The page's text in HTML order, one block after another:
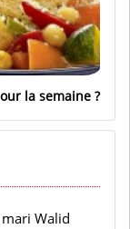
la semaine
mari Walid